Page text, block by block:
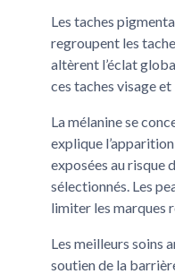
Les taches
regroupent les
altèrent l’éclat
ces taches visage
La mélanine se
explique
exposées au risque
sélectionnés. Les
limiter les marques
Les meilleurs soins
soutien de la